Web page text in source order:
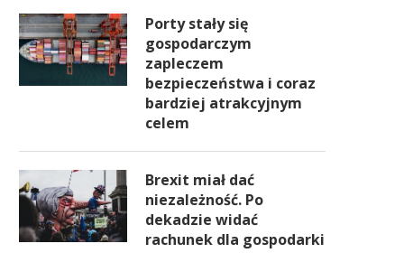
Porty stały się
gospodarczym
zapleczem
bezpieczeństwa i coraz
bardziej atrakcyjnym
celem
Brexit miał dać
niezależność. Po
dekadzie widać
rachunek dla gospodarki